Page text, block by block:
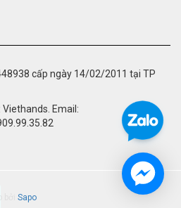
cấp ngày 14/02/2011 tại TP
Email:
bởi Sapo